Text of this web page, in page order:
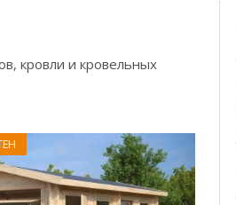
кровли и кровельных